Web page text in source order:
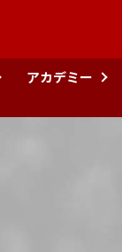
アカデミー